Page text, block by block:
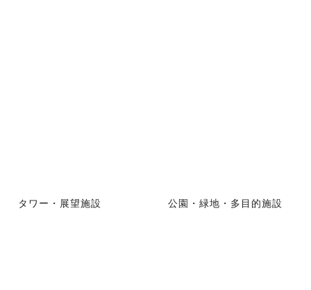
タワー・展望施設 公園・緑地・多目的施設